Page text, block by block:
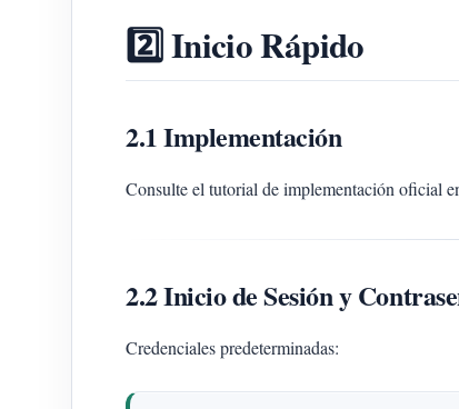
2️⃣ Inicio Rápido
2.1 Implementación
Consulte el tutorial de implementación oficial
2.2 Inicio de Sesión y
Credenciales predeterminadas: